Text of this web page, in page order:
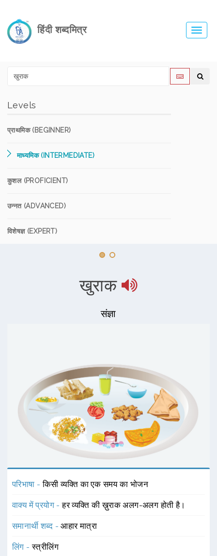
हिंदी शब्दमित्र
Levels
प्राथमिक (BEGINNER)
माध्यमिक (INTERMEDIATE)
कुशल (PROFICIENT)
उन्नत (ADVANCED)
विशेषज्ञ (EXPERT)
खुराक
संज्ञा
परिभाषा -किसी व्यक्ति का एक समय का भोजन
वाक्य में प्रयोग -हर व्यक्ति की ख़ुराक अलग-अलग होती है।
समानार्थी शब्द -आहार मात्रा
लिंग -स्त्रीलिंग